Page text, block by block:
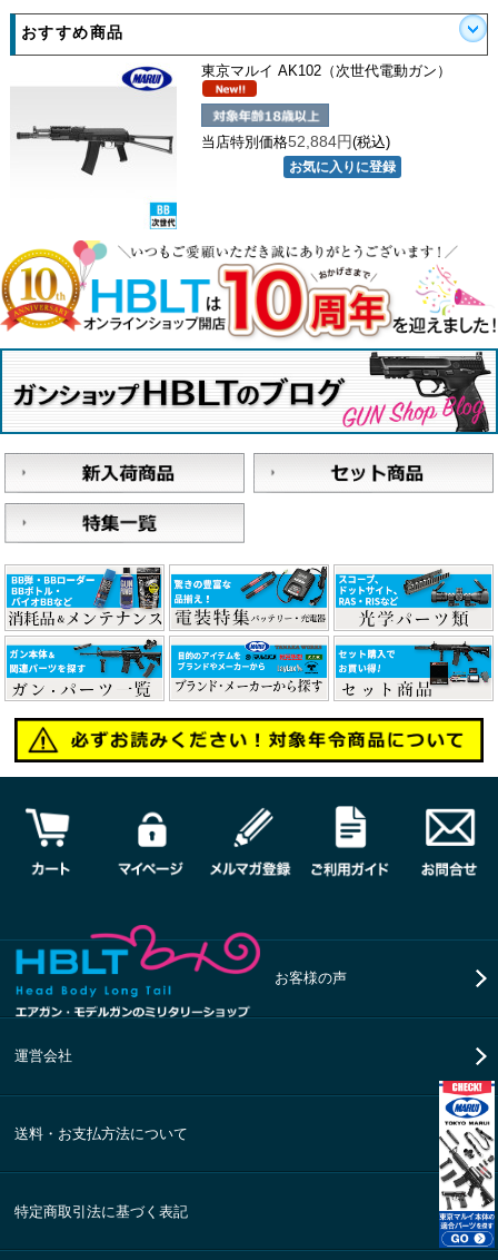
おすすめ商品
東京マルイ AK102（次世代電動ガン）
当店特別価格52,884円(税込)
お客様の声
運営会社
送料・お支払方法について
特定商取引法に基づく表記